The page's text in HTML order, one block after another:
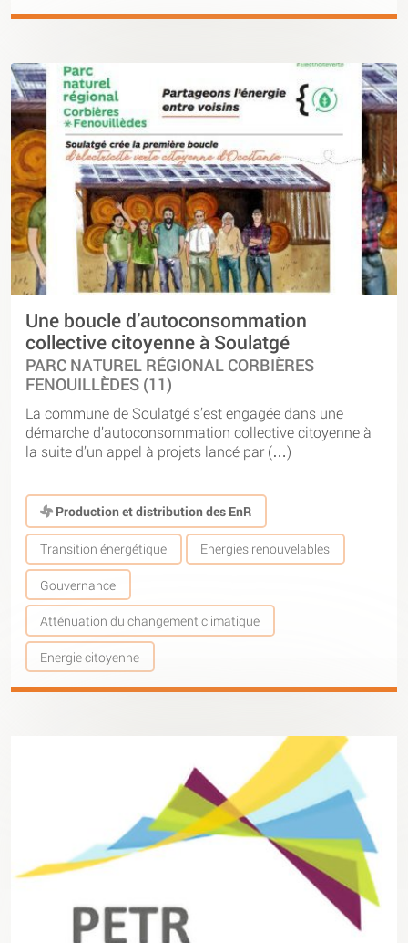
Une boucle d’autoconsommation
collective citoyenne à Soulatgé
PARC NATUREL RÉGIONAL CORBIÈRES
FENOUILLÈDES (11)
La commune de Soulatgé s’est engagée dans une
démarche d’autoconsommation collective citoyenne à
la suite d’un appel à projets lancé par (…)
Production et distribution des EnR
Transition énergétique Energies renouvelables
Gouvernance
Atténuation du changement climatique
Energie citoyenne